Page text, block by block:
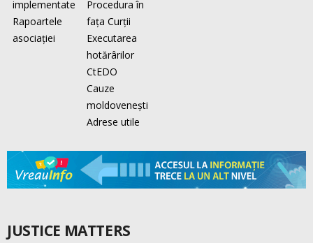
implementate
Rapoartele
asociaţiei
Procedura în
faţa Curţii
Executarea
hotărârilor
CtEDO
Cauze
moldovenești
Adrese utile
JUSTICE MATTERS